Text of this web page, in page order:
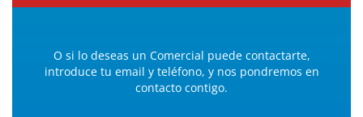
O si lo deseas un Comercial puede contactarte,
introduce tu email y teléfono, y nos pondremos en
contacto contigo.